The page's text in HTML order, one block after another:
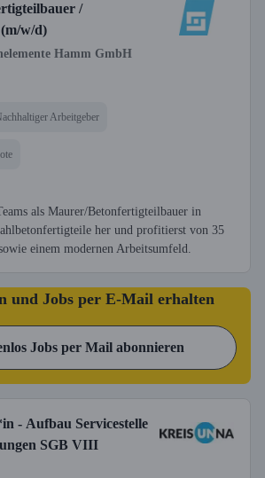
/
w/d)
Hamm GmbH
Arbeitgeber
als Maurer/Betonfertigteilbauer in
her und profitierst von 35
einem modernen Arbeitsumfeld.
und Jobs per E-Mail erhalten
Jobs per Mail abonnieren
- Aufbau Servicestelle
SGB VIII